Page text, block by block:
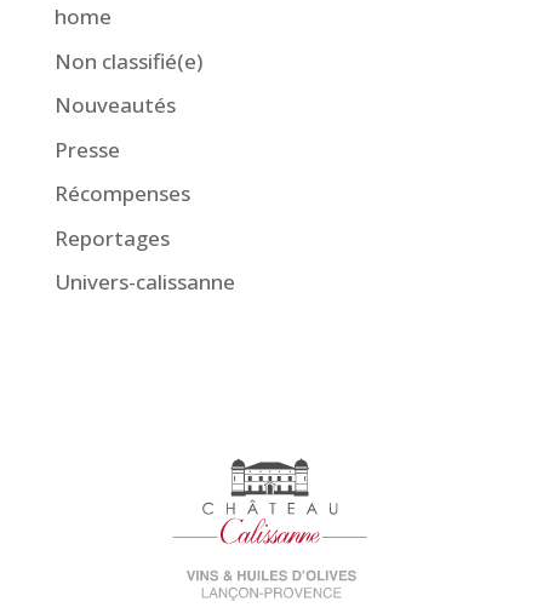
home
Non classifié(e)
Nouveautés
Presse
Récompenses
Reportages
Univers-calissanne